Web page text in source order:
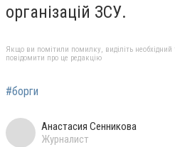
організацій ЗСУ.
Якщо ви помітили помилку, виділіть необхідний
повідомити про це редакцію
#борги
Анастасия Сенникова
Журналист